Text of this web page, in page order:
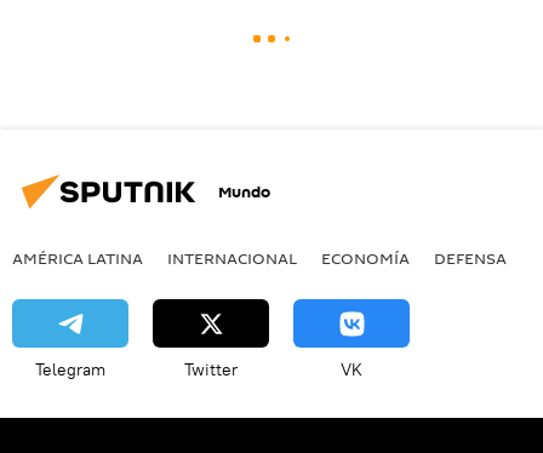
Mundo
AMÉRICA LATINA INTERNACIONAL ECONOMÍA DEFENSA
Telegram Twitter VK